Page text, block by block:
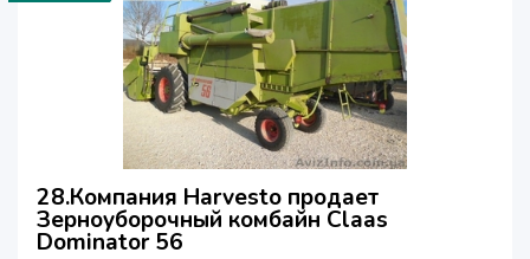
28.Компания Harvesto продает
Зерноуборочный комбайн Claas
Dominator 56